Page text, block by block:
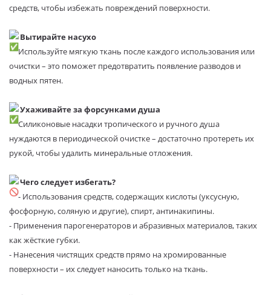
средств, чтобы избежать повреждений поверхности.
Вытирайте насухо
Используйте мягкую ткань после каждого использования или
очистки – это поможет предотвратить появление разводов и
водных пятен.
Ухаживайте за форсунками душа
Силиконовые насадки тропического и ручного душа
нуждаются в периодической очистке – достаточно протереть их
рукой, чтобы удалить минеральные отложения.
Чего следует избегать?
- Использования средств, содержащих кислоты (уксусную,
фосфорную, соляную и другие), спирт, антинакипины.
- Применения парогенераторов и абразивных материалов, таких
как жёсткие губки.
- Нанесения чистящих средств прямо на хромированные
поверхности – их следует наносить только на ткань.